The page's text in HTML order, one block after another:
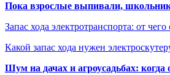
Пока взрослые выпивали,
Запас хода электротранспорта: от
Какой запас хода нужен
Шум на дачах и агроусадьбах: